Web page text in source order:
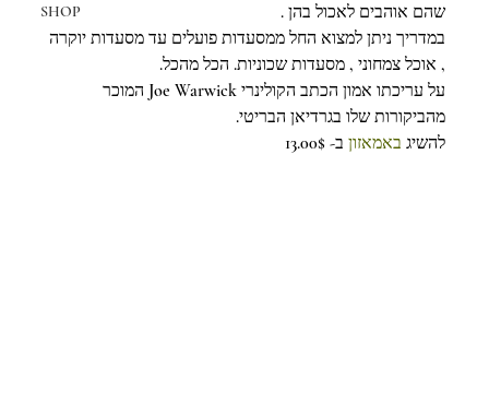
SHOP
שהם אוהבים לאכול בהן .
במדריך ניתן למצוא החל ממסעדות פועלים עד מסעדות יוקרה
, אוכל צמחוני , מסעדות שכוניות. הכל מהכל.
על עריכתו אמון הכתב הקולינרי Joe Warwick המוכר
מהביקורות שלו בגרדיאן הבריטי.
להשיג באמאזון ב- 13.00$